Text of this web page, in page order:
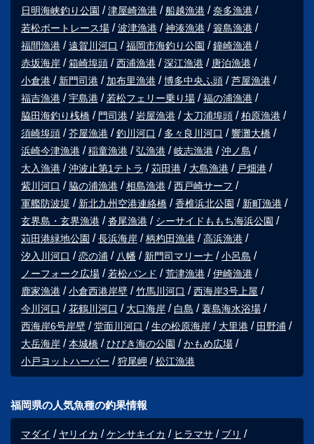
日明海峡釣り公園
津屋崎漁港 船越漁港
奈多漁港
若松ボートレース場
波津漁港 神湊漁港
簑島漁港
福間漁港
遠賀川河口 福岡市海釣り公園
鐘崎漁港
赤坂海岸
箱崎埠頭 西浦漁港 深江漁港
唐泊漁港
小倉港
新門司港 加布里漁港 博多中央ふ頭
芦屋漁港
福吉漁港
宇島港 若松フェリー乗り場
福の浦漁港
脇田海釣り桟橋
門司港 岩屋漁港 太刀浦埠頭
柏原漁港
須崎埠頭
芥屋漁港 釣川河口 多々良川河口
響灘大橋
浜崎今津漁港
稲童漁港 弘漁港 岐志漁港
沖ノ島
大入漁港
沖波止第1テトラ 苅田港 大島漁港
戸畑港
紫川河口
脇の浦漁港 相島漁港
西戸崎サーフ
軍艦防波堤
新北九州空港連絡橋 香椎浜北公園
新町漁港
玄界島・玄界漁港
沓尾漁港
シーサイドももち海浜公園
苅田港緑地公園
長浜海岸 柄杓田漁港
高浜漁港
汐入川河口
恋の浦 八幡 新門司マリーナ
小呂島
ノーフォーク広場
若松バンド 荒津漁港
伊崎漁港
鹿家漁港
小倉西港岸壁 竹馬川河口
西海岸3号上屋
今川河口
花鶴川河口 大口海岸 白島
蓑島海水浴場
西海岸6号岸壁
堂面川河口 生の松原海岸 大里港
田野浦
大岳海岸
本城橋 ひびき海の公園
かもめ広場
小戸ヨットハーバー
狩尾岬 松江漁港
福岡県の人気魚種の釣果情報
マダイ ヤリイカ ケンサキイカ ヒラマサ ブリ